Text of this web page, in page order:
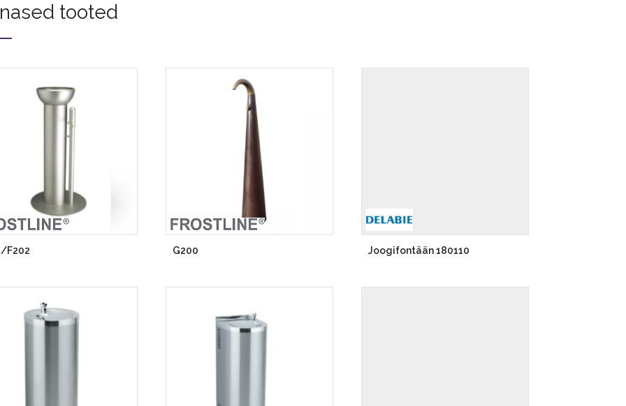
tooted
F202 G200 Joogifontään 180110